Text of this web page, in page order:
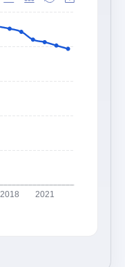
2018 2021